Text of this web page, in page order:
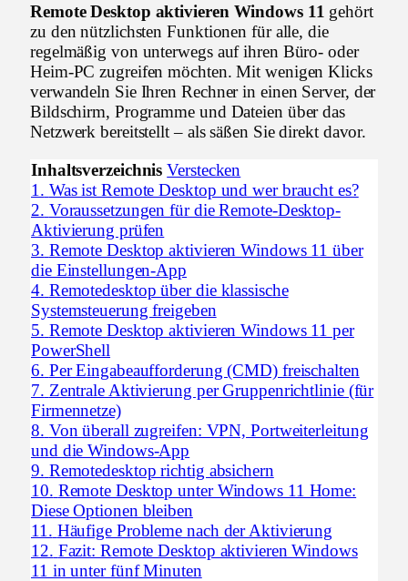
Remote Desktop aktivieren Windows 11 gehört
zu den nützlichsten Funktionen für alle, die
regelmäßig von unterwegs auf ihren Büro- oder
Heim-PC zugreifen möchten. Mit wenigen Klicks
verwandeln Sie Ihren Rechner in einen Server, der
Bildschirm, Programme und Dateien über das
Netzwerk bereitstellt – als säßen Sie direkt davor.
Inhaltsverzeichnis Verstecken
1. Was ist Remote Desktop und wer braucht es?
2. Voraussetzungen für die Remote-Desktop-
Aktivierung prüfen
3. Remote Desktop aktivieren Windows 11 über
die Einstellungen-App
4. Remotedesktop über die klassische
Systemsteuerung freigeben
5. Remote Desktop aktivieren Windows 11 per
PowerShell
6. Per Eingabeaufforderung (CMD) freischalten
7. Zentrale Aktivierung per Gruppenrichtlinie (für
Firmennetze)
8. Von überall zugreifen: VPN, Portweiterleitung
und die Windows-App
9. Remotedesktop richtig absichern
10. Remote Desktop unter Windows 11 Home:
Diese Optionen bleiben
11. Häufige Probleme nach der Aktivierung
12. Fazit: Remote Desktop aktivieren Windows
11 in unter fünf Minuten